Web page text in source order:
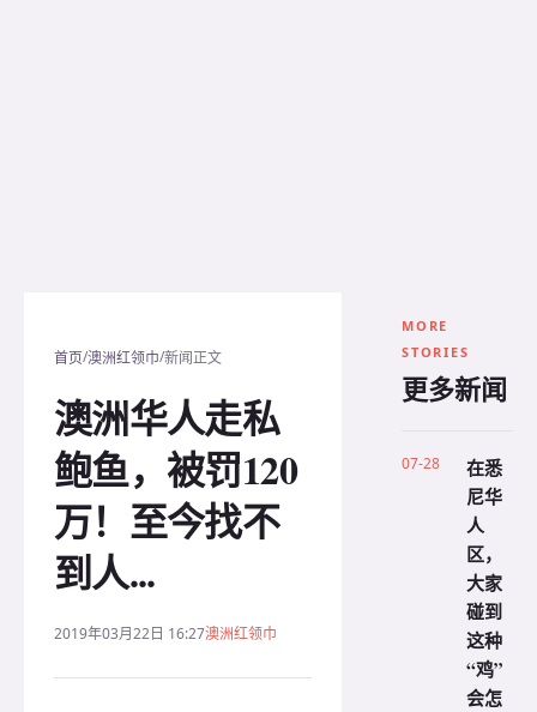
首页/澳洲红领巾/新闻正文
澳洲华人走私
鲍鱼，被罚120
万！至今找不
到人...
2019年03月22日 16:27澳洲红领巾
MORE
STORIES
更多新闻
07-28
在悉
尼华
人
区，
大家
碰到
这种
“鸡”
会怎